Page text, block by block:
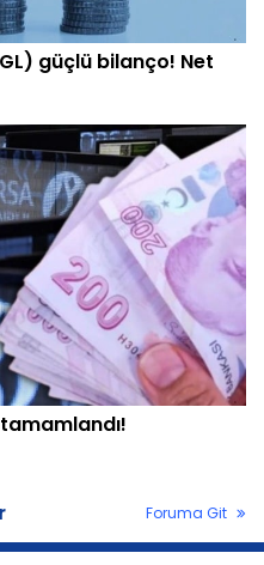
güçlü bilanço! Net
Foruma Git